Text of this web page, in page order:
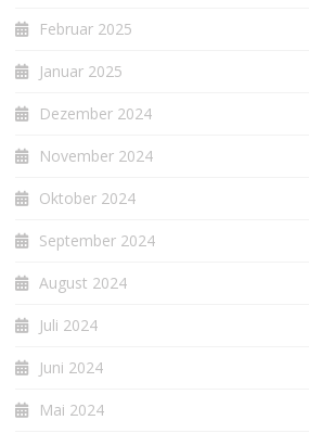
Februar 2025
Januar 2025
Dezember 2024
November 2024
Oktober 2024
September 2024
August 2024
Juli 2024
Juni 2024
Mai 2024